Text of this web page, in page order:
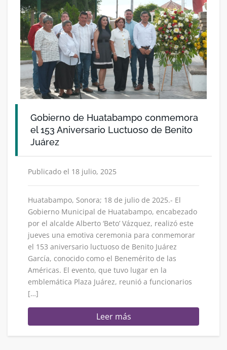
Gobierno de Huatabampo conmemora
el 153 Aniversario Luctuoso de Benito
Juárez
Publicado el 18 julio, 2025
Huatabampo, Sonora; 18 de julio de 2025.- El
Gobierno Municipal de Huatabampo, encabezado
por el alcalde Alberto ‘Beto’ Vázquez, realizó este
jueves una emotiva ceremonia para conmemorar
el 153 aniversario luctuoso de Benito Juárez
García, conocido como el Benemérito de las
Américas. El evento, que tuvo lugar en la
emblemática Plaza Juárez, reunió a funcionarios
[…]
Leer más